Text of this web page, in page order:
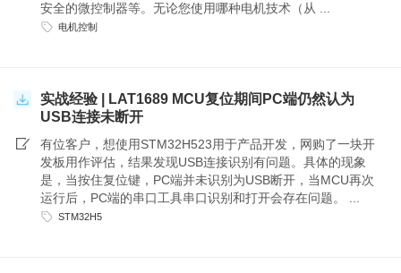
安全的微控制器等。无论您使用哪种电机技术（从 ...
电机控制
实战经验 | LAT1689 MCU复位期间PC端仍然认为
USB连接未断开
有位客户，想使用STM32H523用于产品开发，网购了一块开
发板用作评估，结果发现USB连接识别有问题。具体的现象
是，当按住复位键，PC端并未识别为USB断开，当MCU再次
运行后，PC端的串口工具串口识别和打开会存在问题。 ...
STM32H5